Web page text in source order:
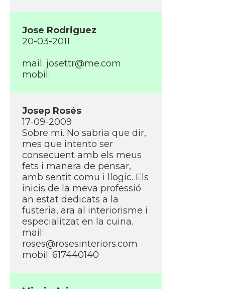
Jose Rodriguez
20-03-2011
mail: josettr@me.com
mobil:
Josep Rosés
17-09-2009
Sobre mi. No sabria que dir,
mes que intento ser
consecuent amb els meus
fets i manera de pensar,
amb sentit comu i llogic. Els
inicis de la meva professió
an estat dedicats a la
fusteria, ara al interiorisme i
especialitzat en la cuina.
mail:
roses@rosesinteriors.com
mobil: 617440140